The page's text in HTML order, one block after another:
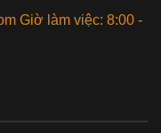
Giờ làm việc: 8:00 -